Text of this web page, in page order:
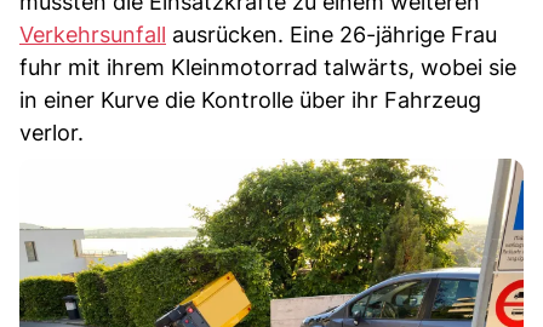
Verkehrsunfall ausrücken. Eine 26-jährige Frau
fuhr mit ihrem Kleinmotorrad talwärts, wobei sie
in einer Kurve die Kontrolle über ihr Fahrzeug
verlor.